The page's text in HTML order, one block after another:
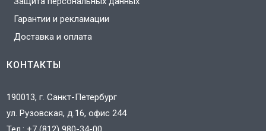
Гарантии и рекламации
Доставка и оплата
КОНТАКТЫ
190013, г. Санкт-Петербург
ул. Рузовская, д.16, офис 244